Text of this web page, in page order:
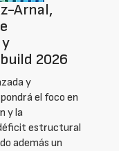
Arnal,
2026
y
el foco en
y la
estructural
además un